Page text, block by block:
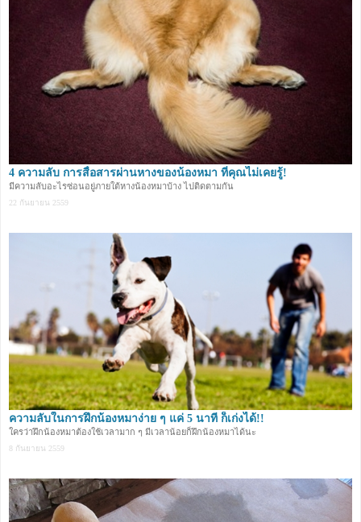
4 ความลับ การสื่อสารผ่านหางของน้องหมา ที่คุณไม่เคยรู้!
มีความลับอะไรซ่อนอยู่ภายใต้หางน้องหมาบ้าง ไปติดตามกัน
22 กันยายน 2559
ความลับในการฝึกน้องหมาง่าย ๆ แค่ 5 นาที ก็เก่งได้!!
ใครว่าฝึกน้องหมาต้องใช้เวลามาก ๆ มีเวลาน้อยก็ฝึกน้องหมาได้นะ
8 กันยายน 2559